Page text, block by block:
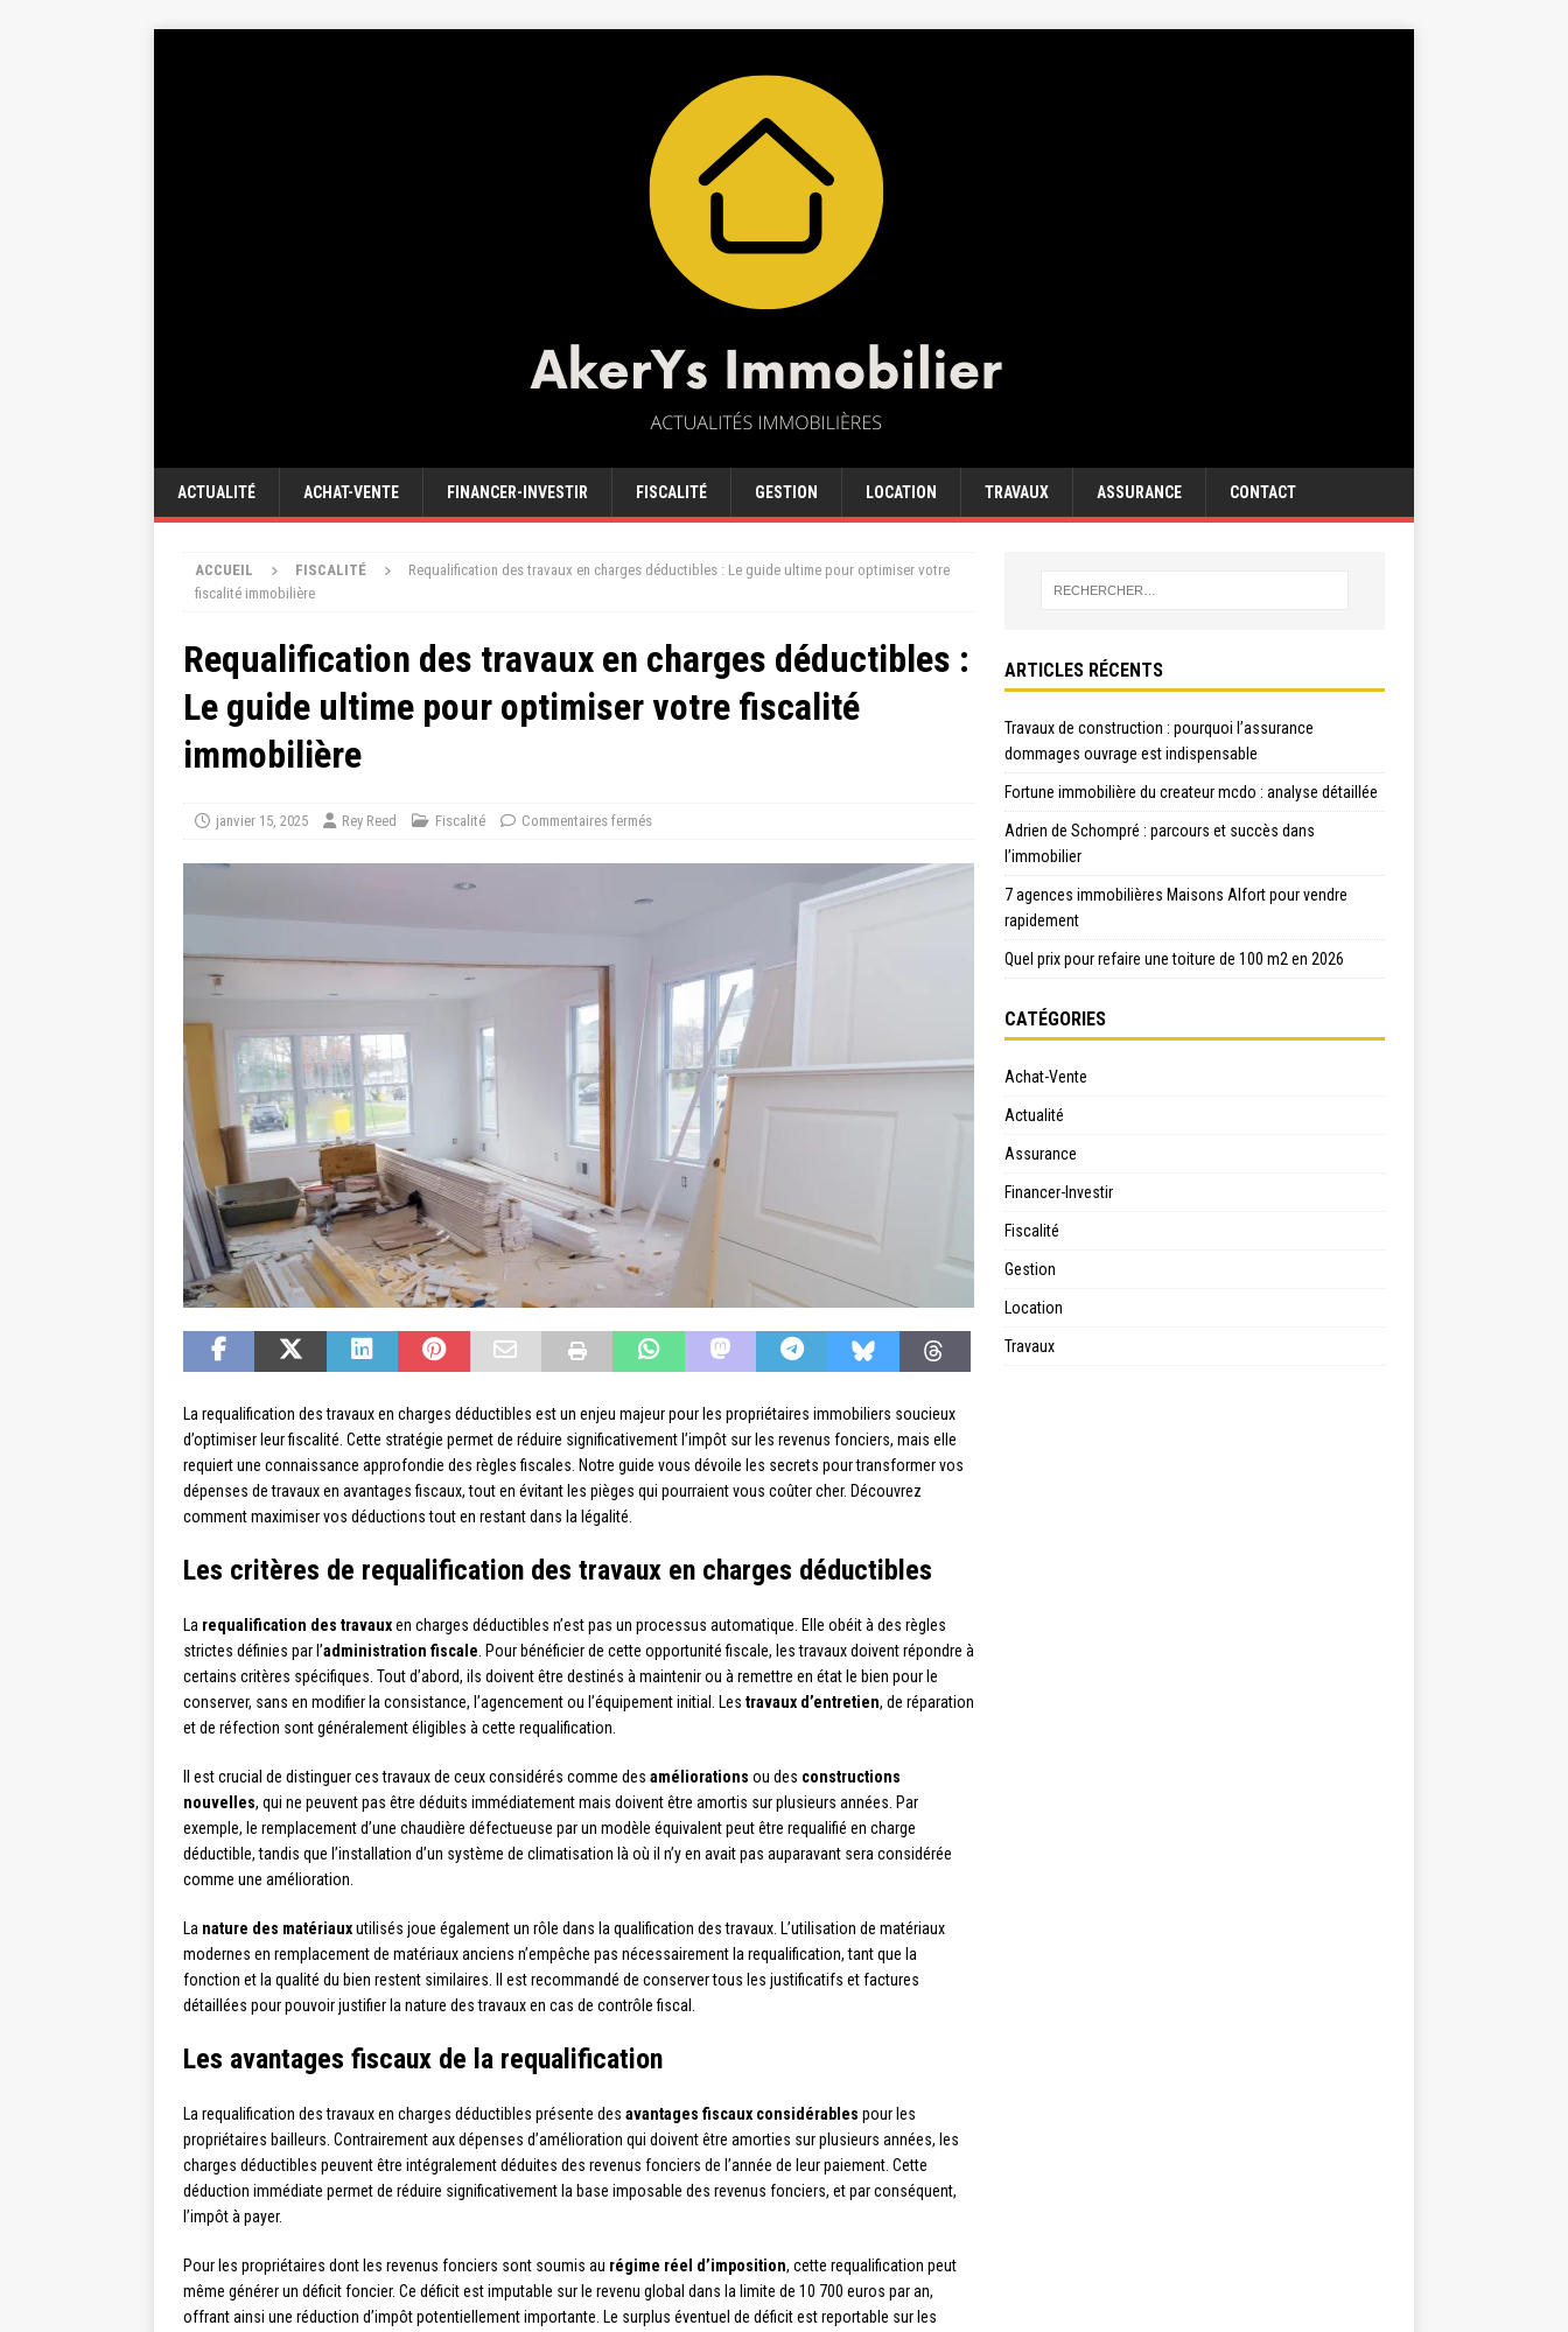
ACTUALITÉ ACHAT-VENTE FINANCER-INVESTIR FISCALITÉ GESTION LOCATION TRAVAUX ASSURANCE CONTACT
ACCUEIL FISCALITÉ
Requalification des travaux en charges déductibles : Le guide ultime pour optimiser votre
fiscalité immobilière
Requalification des travaux en charges déductibles :
Le guide ultime pour optimiser votre fiscalité
immobilière
janvier 15, 2025 Rey Reed Fiscalité Commentaires fermés
La requalification des travaux en charges déductibles est un enjeu majeur pour les propriétaires immobiliers soucieux
d’optimiser leur fiscalité. Cette stratégie permet de réduire significativement l’impôt sur les revenus fonciers, mais elle
requiert une connaissance approfondie des règles fiscales. Notre guide vous dévoile les secrets pour transformer vos
dépenses de travaux en avantages fiscaux, tout en évitant les pièges qui pourraient vous coûter cher. Découvrez
comment maximiser vos déductions tout en restant dans la légalité.
Les critères de requalification des travaux en charges déductibles
La requalification des travauxen charges déductibles n’est pas un processus automatique. Elle obéit à des règles
strictes définies par l’administration fiscale . Pour bénéficier de cette opportunité fiscale, les travaux doivent répondre à
certains critères spécifiques. Tout d’abord, ils doivent être destinés à maintenir ou à remettre en état le bien pour le
conserver, sans en modifier la consistance, l’agencement ou l’équipement initial. Les travaux d’entretien, de réparation
et de réfection sont généralement éligibles à cette requalification.
Il est crucial de distinguer ces travaux de ceux considérés comme des améliorations ou des constructions
nouvelles, qui ne peuvent pas être déduits immédiatement mais doivent être amortis sur plusieurs années. Par
exemple, le remplacement d’une chaudière défectueuse par un modèle équivalent peut être requalifié en charge
déductible, tandis que l’installation d’un système de climatisation là où il n’y en avait pas auparavant sera considérée
comme une amélioration.
La nature des matériauxutilisés joue également un rôle dans la qualification des travaux. L’utilisation de matériaux
modernes en remplacement de matériaux anciens n’empêche pas nécessairement la requalification, tant que la
fonction et la qualité du bien restent similaires. Il est recommandé de conserver tous les justificatifs et factures
détaillées pour pouvoir justifier la nature des travaux en cas de contrôle fiscal.
Les avantages fiscaux de la requalification
La requalification des travaux en charges déductibles présente des avantages fiscaux considérables pour les
propriétaires bailleurs. Contrairement aux dépenses d’amélioration qui doivent être amorties sur plusieurs années, les
charges déductibles peuvent être intégralement déduites des revenus fonciers de l’année de leur paiement. Cette
déduction immédiate permet de réduire significativement la base imposable des revenus fonciers, et par conséquent,
l’impôt à payer.
Pour les propriétaires dont les revenus fonciers sont soumis au régime réel d’imposition, cette requalification peut
même générer un déficit foncier. Ce déficit est imputable sur le revenu global dans la limite de 10 700 euros par an,
offrant ainsi une réduction d’impôt potentiellement importante. Le surplus éventuel de déficit est reportable sur les
ARTICLES RÉCENTS
Travaux de construction : pourquoi l’assurance
dommages ouvrage est indispensable
Fortune immobilière du createur mcdo : analyse détaillée
Adrien de Schompré : parcours et succès dans
l’immobilier
7 agences immobilières Maisons Alfort pour vendre
rapidement
Quel prix pour refaire une toiture de 100 m2 en 2026
CATÉGORIES
Achat-Vente
Actualité
Assurance
Financer-Investir
Fiscalité
Gestion
Location
Travaux